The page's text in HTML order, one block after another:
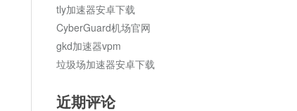
tly加速器安卓下载
CyberGuard机场官网
gkd加速器vpm
垃圾场加速器安卓下载
近期评论